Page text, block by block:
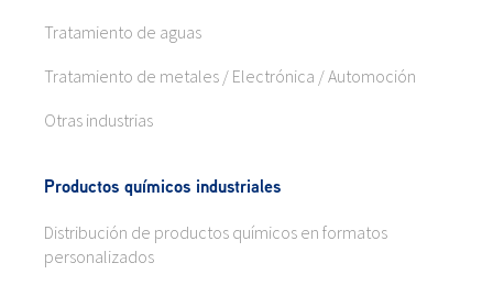
Tratamiento de aguas
Tratamiento de metales / Electrónica / Automoción
Otras industrias
Productos químicos industriales
Distribución de productos químicos en formatos
personalizados